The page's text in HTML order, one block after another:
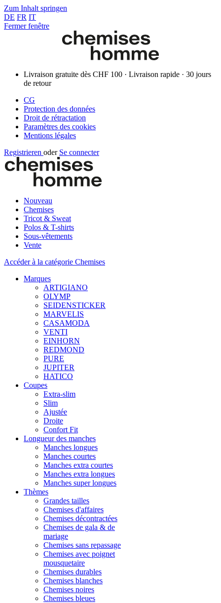
Zum Inhalt springen
DE FR IT
Fermer fenêtre
Livraison gratuite dès CHF 100 · Livraison rapide · 30 jours
de retour
CG
Protection des données
Droit de rétractation
Paramètres des cookies
Mentions légales
Registrieren oder Se connecter
Nouveau
Chemises
Tricot & Sweat
Polos & T-shirts
Sous-vêtements
Vente
Accéder à la catégorie Chemises
Marques
ARTIGIANO
OLYMP
SEIDENSTICKER
MARVELIS
CASAMODA
VENTI
EINHORN
REDMOND
PURE
JUPITER
HATICO
Coupes
Extra-slim
Slim
Ajustée
Droite
Confort Fit
Longueur des manches
Manches longues
Manches courtes
Manches extra courtes
Manches extra longues
Manches super longues
Thèmes
Grandes tailles
Chemises d'affaires
Chemises décontractées
Chemises de gala & de
mariage
Chemises sans repassage
Chemises avec poignet
mousquetaire
Chemises durables
Chemises blanches
Chemises noires
Chemises bleues